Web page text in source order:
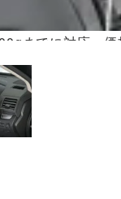
までに対応。